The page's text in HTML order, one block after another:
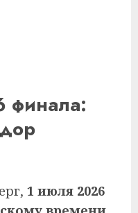
финала:
1 июля 2026